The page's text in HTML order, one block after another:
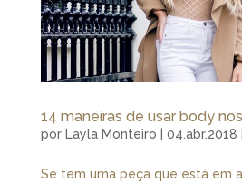
14 maneiras de usar body
por Layla Monteiro 04.abr.2018
Se tem uma peça que está em